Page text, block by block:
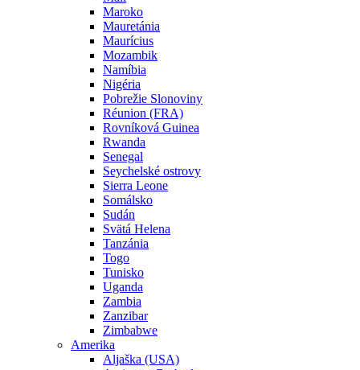
Maroko
Mauretánia
Maurícius
Mozambik
Namíbia
Nigéria
Pobrežie Slonoviny
Réunion (FRA)
Rovníková Guinea
Rwanda
Senegal
Seychelské ostrovy
Sierra Leone
Somálsko
Sudán
Svätá Helena
Tanzánia
Togo
Tunisko
Uganda
Zambia
Zanzibar
Zimbabwe
Amerika
Aljaška (USA)